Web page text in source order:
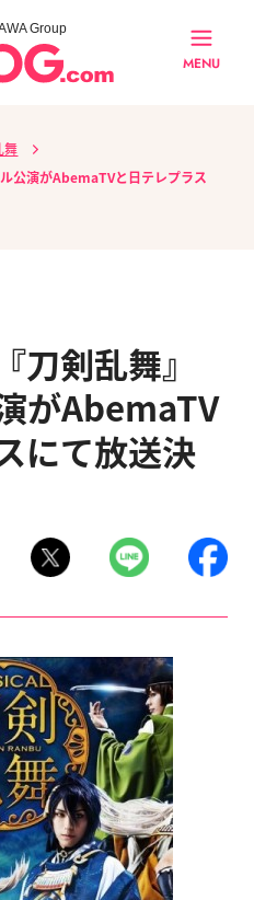
Group
MENU
舞
公演がAbemaTVと日テレプラス
刀剣乱舞』
がAbemaTV
にて放送決